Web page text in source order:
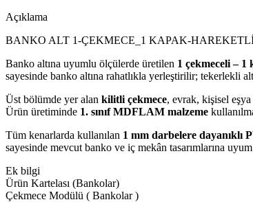
Açıklama
BANKO ALT 1-ÇEKMECE_1 KAPAK-
Banko altına uyumlu ölçülerde üretilen 1 çekmeceli –
sayesinde banko altına rahatlıkla yerleştirilir; tekerlekli
Üst bölümde yer alan kilitli çekmece, evrak, kişisel
Ürün üretiminde 1. sınıf MDFLAM malzeme
Tüm kenarlarda kullanılan 1 mm darbelere dayanıklı
sayesinde mevcut banko ve iç mekân tasarımlarına
Ek bilgi
Ürün Kartelası (Bankolar)
Çekmece Modülü ( Bankolar )